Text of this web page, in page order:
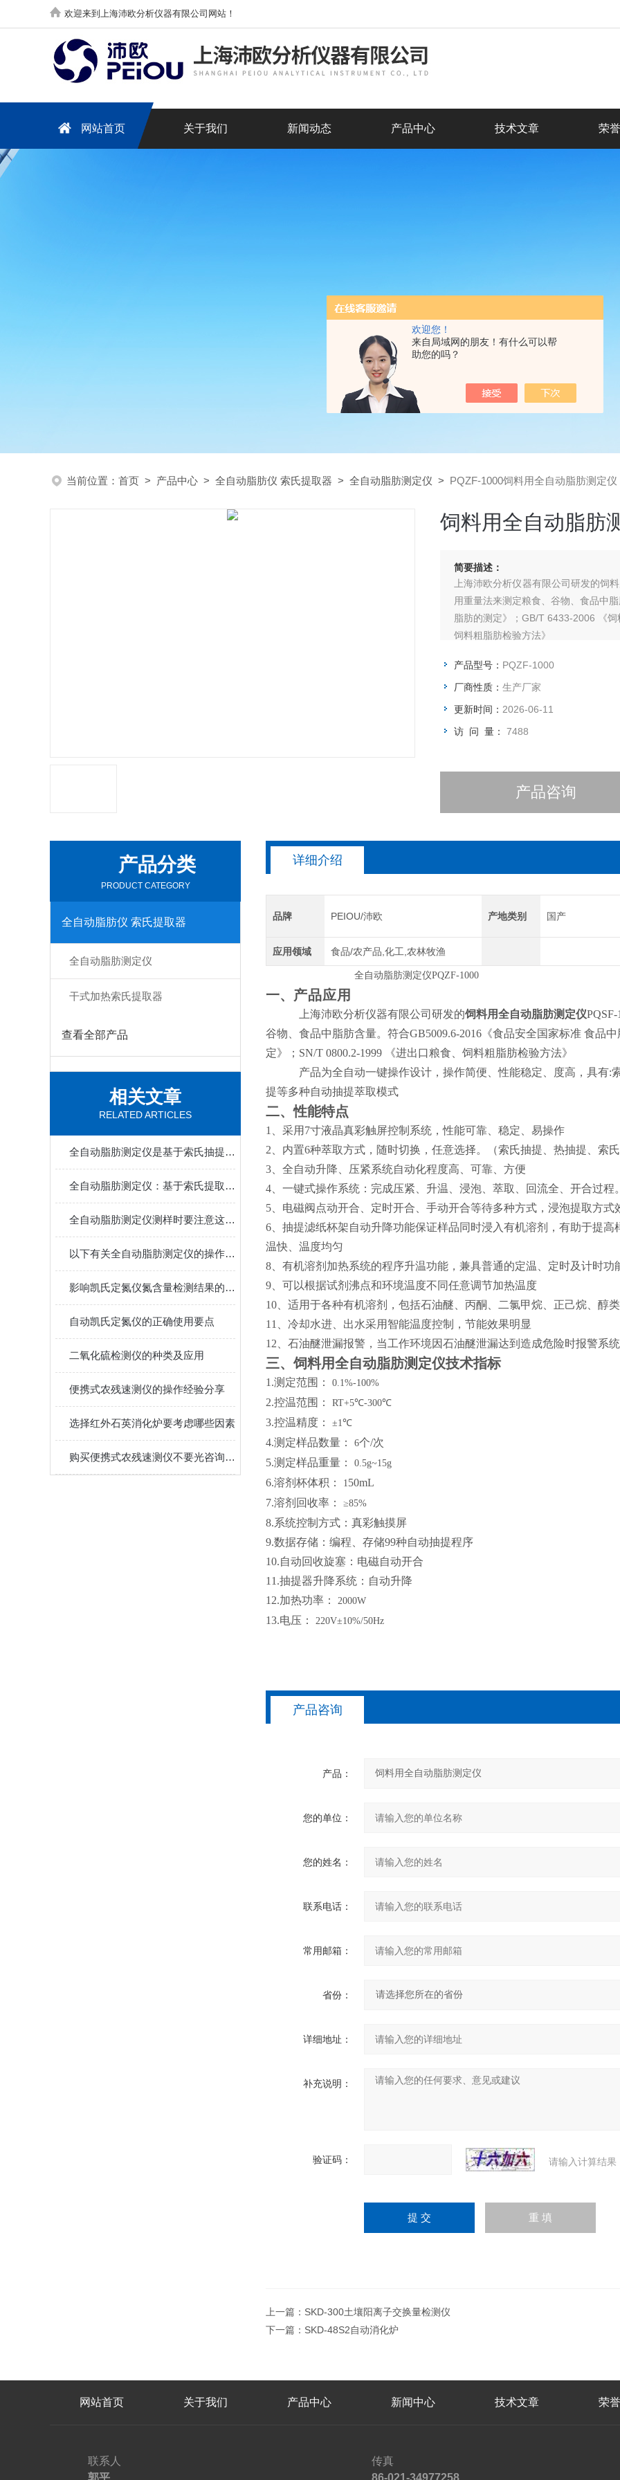
欢迎您！
来自局域网的朋友！有什么可以帮
助您的吗？
欢迎来到上海沛欧分析仪器有限公司网站！
网站首页 关于我们 新闻动态 产品中心 技术文章 荣
当前位置： 首页 > 产品中心 > 全自动脂肪仪 索氏提取器 > 全自动脂肪测定仪 > PQZF-1000饲料用全自动脂肪测定仪
饲料用全自动脂肪
简要描述：
上海沛欧分析仪器有限公司研发的饲
用重量法来测定粮食、谷物、食品中
脂肪的测定》；GB/T 6433-2006 《
饲料粗脂肪检验方法》
产品型号： PQZF-1000
厂商性质： 生产厂家
更新时间： 2026-06-11
访 问 量： 7488
产品咨询
产品分类
PRODUCT CATEGORY
全自动脂肪仪 索氏提取器
全自动脂肪测定仪
干式加热索氏提取器
查看全部产品
相关文章
RELATED ARTICLES
全自动脂肪测定仪是基于索氏抽提原理的实验室检测仪器
全自动脂肪测定仪：基于索氏提取原理的实验室设备
全自动脂肪测定仪测样时要注意这些细节
以下有关全自动脂肪测定仪的操作步骤，要认真看完哦
影响凯氏定氮仪氮含量检测结果的因素有哪些
自动凯氏定氮仪的正确使用要点
二氧化硫检测仪的种类及应用
便携式农残速测仪的操作经验分享
选择红外石英消化炉要考虑哪些因素
购买便携式农残速测仪不要光咨询价格一定要实地考察
详细介绍
品牌 PEIOU/沛欧 产地类别 国产
应用领域 食品/农产品,化工,农林牧渔
全自动脂肪测定仪PQZF-1000
一、 产品应用
上海沛欧分析仪器有限公司研发的饲料用全自动脂肪测定仪PQSF-
谷物
食品中脂肪含量。 符合GB5009.6-2016《食品安全国家标准 食品中
定》； SN/T 0800.2-1999 《进出口粮食 饲料粗脂肪检验方法》
产品为全自动一键操作设计 ， 操作简便 、性能稳定 度高 ， 具有:
提等多种自动抽提萃取模式
二、性能特点
1、 采用 7寸液晶真彩触屏控制系统 ，性能可靠 稳定
易操作
2、 内置6种萃取方式 ， 随时切换 ， 任意选择。（索氏抽提 热抽提
索
3、 全自动升降 压紧系统自动化程度高 可靠
方便
4、 一键式操作系统 ： 完成压紧 升温 浸泡 萃取 回流全 开合过程
5、 电磁阀点动开合 定时开合 手动开合等待多种方式 ， 浸泡提取方式
6、 抽提滤纸杯架自动升降功能保证样品同时浸入有机溶剂 ， 有助于提高
温快
温度均匀
8、 有机溶剂加热系统的程序升温功能 ， 兼具普通的定温
定时及计时功
9、 可以根据试剂沸点和环境温度不同任意调节加热温度
10、 适用于各种有机溶剂 ， 包括石油醚 丙酮 二氯甲烷 正己烷
醇类
11、 冷却水进 出水采用智能温度控制 ， 节能效果明显
12、 石油醚泄漏报警 ， 当工作环境因石油醚泄漏达到造成危险时报警系
三、饲料用全自动脂肪测定仪技术指标
1.测定范围 ： 0.1%-100%
2.控温范围 ： RT+5℃-300℃
3.控温精度 ： ±1℃
4.测定样品数量 ： 6个/次
5.测定样品重量 ： 0.5g~15g
6.溶剂杯体积 ： 150mL
7.溶剂回收率 ： ≥85%
8.系统控制方式 ： 真彩触摸屏
9.数据存储 ： 编程 存储99种自动抽提程序
10.自动回收旋塞 ： 电磁自动开合
11.抽提器升降系统 ： 自动升降
12.加热功率 ： 2000W
13.电压 ： 220V±10%/50Hz
产品咨询
产品：
您的单位：
您的姓名：
联系电话：
常用邮箱：
省份：
详细地址：
补充说明：
验证码： 请输入计算结果
上一篇： SKD-300土壤阳离子交换量检测仪
下一篇： SKD-48S2自动消化炉
网站首页 关于我们 产品中心 新闻中心 技术文章 荣
联系人
郭平
传真
86-021-34977258